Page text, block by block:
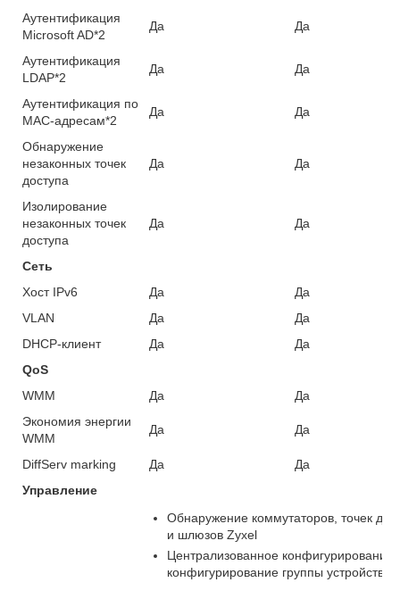
Аутентификация
Microsoft AD*2
Да Да
Аутентификация
LDAP*2
Да Да
Аутентификация по
MAC-адресам*2
Да Да
Обнаружение
незаконных точек
доступа
Да Да
Изолирование
незаконных точек
доступа
Да Да
Сеть
Хост IPv6
Да
Да
VLAN
Да
Да
DHCP-клиент
Да
Да
QoS
WMM
Да
Да
Экономия энергии
WMM
Да Да
DiffServ marking Да
Да
Управление
Обнаружение коммутаторов, точек
и шлюзов Zyxel
Централизованное конфигурирование
конфигурирование группы устройств